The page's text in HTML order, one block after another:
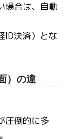
場合は、自動
ID決済）とな
）の違
圧倒的に多